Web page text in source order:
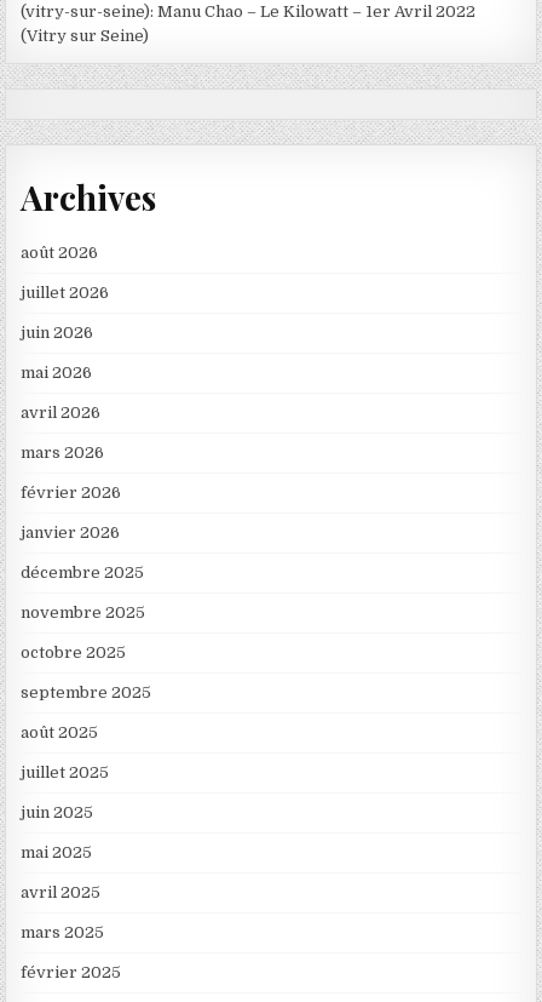
(vitry-sur-seine): Manu Chao – Le Kilowatt – 1er Avril 2022
(Vitry sur Seine)
Archives
août 2026
juillet 2026
juin 2026
mai 2026
avril 2026
mars 2026
février 2026
janvier 2026
décembre 2025
novembre 2025
octobre 2025
septembre 2025
août 2025
juillet 2025
juin 2025
mai 2025
avril 2025
mars 2025
février 2025